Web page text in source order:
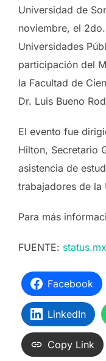
Universidad de
noviembre, el
Universidades
participación del
la Facultad de
Dr. Luis Bueno
El evento fue
Hilton, Secretario
asistencia de
trabajadores de la
Para más
FUENTE: status.mx
Facebook
LinkedIn
Copy Link